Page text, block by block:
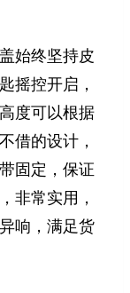
始终坚持皮
摇控开启，
度可以根据
借的设计，
固定，保证
非常实用，
响，满足货